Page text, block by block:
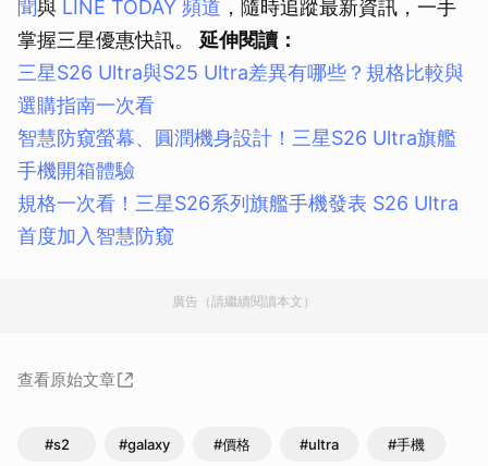
聞與 LINE TODAY 頻道 ，隨時追蹤最新資訊，一手
掌握三星優惠快訊。 延伸閱讀：
三星S26 Ultra與S25 Ultra差異有哪些？規格比較與
選購指南一次看
智慧防窺螢幕、圓潤機身設計！三星S26 Ultra旗艦
手機開箱體驗
規格一次看！三星S26系列旗艦手機發表 S26 Ultra
首度加入智慧防窺
廣告（請繼續閱讀本文）
查看原始文章
#s2 #galaxy #價格 #ultra #手機